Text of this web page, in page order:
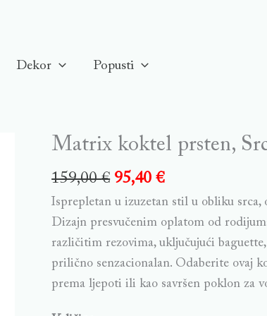
Dekor Popusti
Matrix koktel prsten,
159,00€ 95,40€
Isprepletan u izuzetan stil u obliku
Dizajn presvučenim oplatom od
različitim rezovima, uključujući
prilično senzacionalan. Odaberite ovaj
prema ljepoti ili kao savršen poklon za
Matrix
prsten,
Srce,
Bijeli,
Rodiniran
quantity